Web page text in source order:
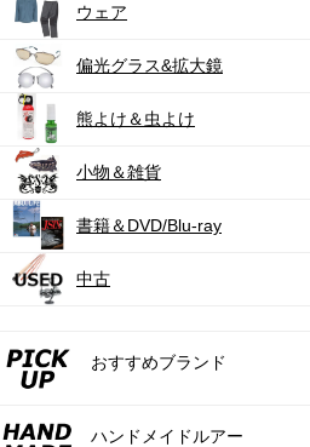
ウェア
偏光グラス&拡大鏡
熊よけ＆虫よけ
小物＆雑貨
書籍＆DVD/Blu-ray
中古
おすすめブランド
ハンドメイドルアー